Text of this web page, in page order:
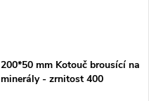
200*50 mm Kotouč brousící na
minerály - zrnitost 400